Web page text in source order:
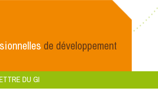
de développement
DU GI